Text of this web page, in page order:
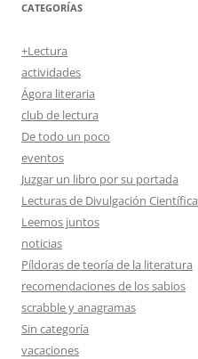
CATEGORÍAS
+Lectura
actividades
Ágora literaria
club de lectura
De todo un poco
eventos
Juzgar un libro por su portada
Lecturas de Divulgación Científica
Leemos juntos
noticias
Píldoras de teoría de la literatura
recomendaciones de los sabios
scrabble y anagramas
Sin categoría
vacaciones